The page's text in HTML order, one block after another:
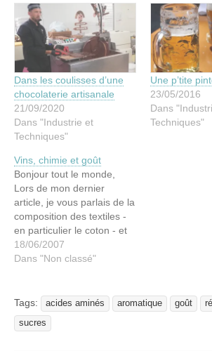
Dans les coulisses d’une
chocolaterie artisanale
21/09/2020
Dans "Industrie et
Techniques"
Une p’tite
23/05/2016
Dans
Techniques"
Vins, chimie et goût
Bonjour tout le monde,
Lors de mon dernier
article, je vous parlais de la
composition des textiles -
en particulier le coton - et
j'envisageais de continuer
sur ma lancée en mettant
parler simplement du
savon et de son mode
d'action,…
18/06/2007
Dans "Non classé"
Tags: acides aminés aromatique goût
sucres